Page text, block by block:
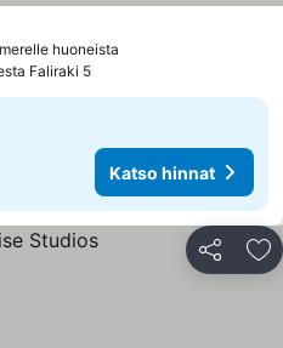
huoneista
Faliraki 5
Katso hinnat
Jaa